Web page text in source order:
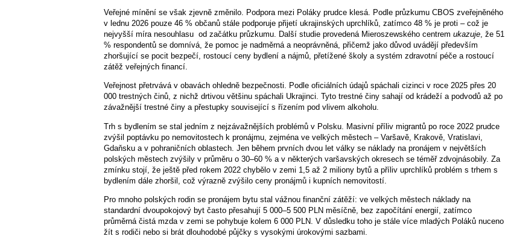
Veřejné mínění se však zjevně změnilo. Podpora mezi Poláky prudce klesá. Podle průzkumu CBOS zveřejněného
v lednu 2026 pouze 46 % občanů stále podporuje přijetí ukrajinských uprchlíků, zatímco 48 % je proti – což je
nejvyšší míra nesouhlasu od začátku průzkumu. Další studie provedená Mieroszewského centrem ukazuje, že 51
% respondentů se domnívá, že pomoc je nadměrná a neoprávněná, přičemž jako důvod uvádějí především
zhoršující se pocit bezpečí, rostoucí ceny bydlení a nájmů, přetížené školy a systém zdravotní péče a rostoucí
zátěž veřejných financí.
Veřejnost přetrvává v obavách ohledně bezpečnosti. Podle oficiálních údajů spáchali cizinci v roce 2025 přes 20
000 trestných činů, z nichž drtivou většinu spáchali Ukrajinci. Tyto trestné činy sahají od krádeží a podvodů až po
závažnější trestné činy a přestupky související s řízením pod vlivem alkoholu.
Trh s bydlením se stal jedním z nejzávažnějších problémů v Polsku. Masivní příliv migrantů po roce 2022 prudce
zvýšil poptávku po nemovitostech k pronájmu, zejména ve velkých městech – Varšavě, Krakově, Vratislavi,
Gdaňsku a v pohraničních oblastech. Jen během prvních dvou let války se náklady na pronájem v největších
polských městech zvýšily v průměru o 30–60 % a v některých varšavských okresech se téměř zdvojnásobily. Za
zmínku stojí, že ještě před rokem 2022 chybělo v zemi 1,5 až 2 miliony bytů a příliv uprchlíků problém s trhem s
bydlením dále zhoršil, což výrazně zvýšilo ceny pronájmů i kupních nemovitostí.
Pro mnoho polských rodin se pronájem bytu stal vážnou finanční zátěží: ve velkých městech náklady na
standardní dvoupokojový byt často přesahují 5 000–5 500 PLN měsíčně, bez započítání energií, zatímco
průměrná čistá mzda v zemi se pohybuje kolem 6 000 PLN. V důsledku toho je stále více mladých Poláků nuceno
žít s rodiči nebo si brát dlouhodobé půjčky s vysokými úrokovými sazbami.